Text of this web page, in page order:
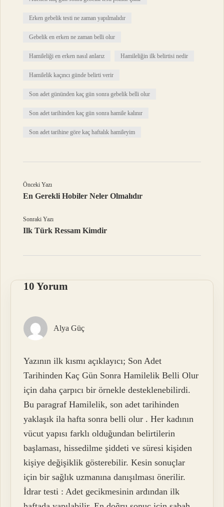
Erken gebelik testi ne zaman yapılmalıdır
Gebelik en erken ne zaman belli olur
Hamileliği en erken nasıl anlarız Hamileliğin ilk belirtisi nedir
Hamilelik kaçıncı günde belirti verir
Son adet gününden kaç gün sonra gebelik belli olur
Son adet tarihinden kaç gün sonra hamile kalınır
Son adet tarihine göre kaç haftalık hamileyim
Önceki Yazı
En Gerekli Hobiler Neler Olmalıdır
Sonraki Yazı
Ilk Türk Ressam Kimdir
10 Yorum
Alya Güç
Yazının ilk kısmı açıklayıcı; Son Adet
Tarihinden Kaç Gün Sonra Hamilelik Belli Olur
için daha çarpıcı bir örnekle desteklenebilirdi.
Bu paragraf Hamilelik, son adet tarihinden
yaklaşık ila hafta sonra belli olur . Her kadının
vücut yapısı farklı olduğundan belirtilerin
başlaması, hissedilme şiddeti ve süresi kişiden
kişiye değişiklik gösterebilir. Kesin sonuçlar
için bir sağlık uzmanına danışılması önerilir.
İdrar testi : Adet gecikmesinin ardından ilk